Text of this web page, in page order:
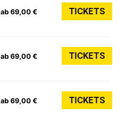
ab 69,00 € TICKETS
ab 69,00 € TICKETS
ab 69,00 € TICKETS